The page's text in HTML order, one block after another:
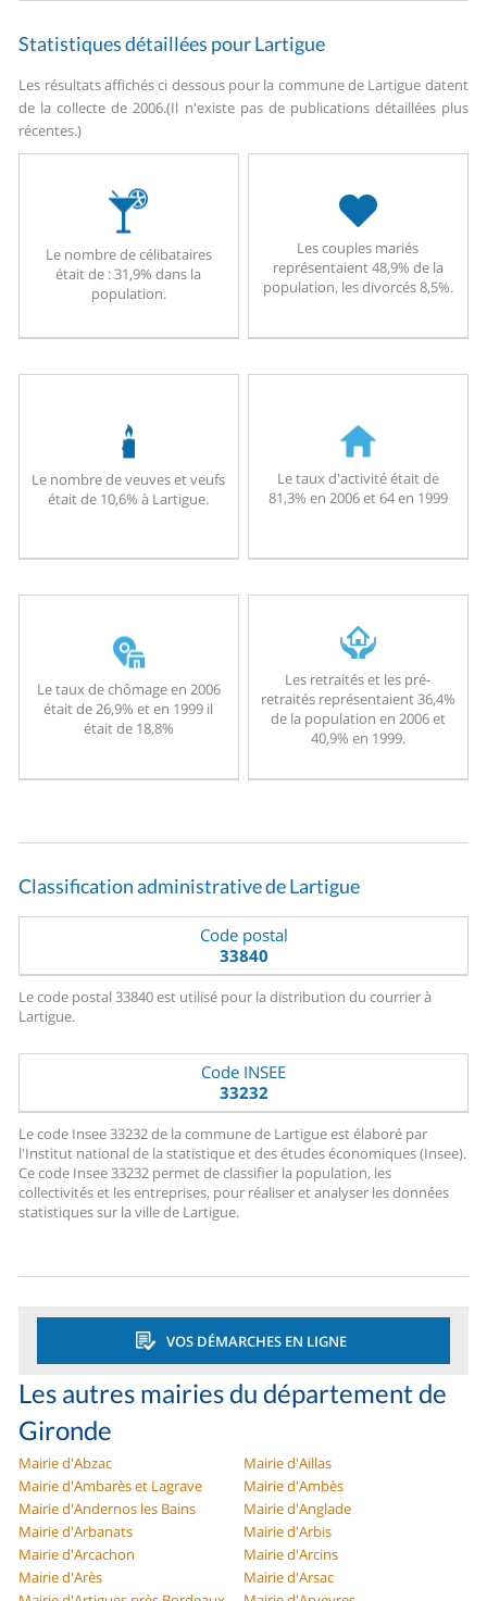
Statistiques détaillées pour Lartigue
Les résultats affichés ci dessous pour la commune de Lartigue datent
de la collecte de 2006.(Il n'existe pas de publications détaillées plus
récentes.)
Le nombre de célibataires
était de : 31,9% dans la
population.
Les couples mariés
représentaient 48,9% de la
population, les divorcés 8,5%.
Le nombre de veuves et veufs
était de 10,6% à Lartigue.
Le taux d'activité était de
81,3% en 2006 et 64 en 1999
Le taux de chômage en 2006
était de 26,9% et en 1999 il
était de 18,8%
Les retraités et les pré-
retraités représentaient 36,4%
de la population en 2006 et
40,9% en 1999.
Classification administrative de Lartigue
Code postal
33840
Le code postal 33840 est utilisé pour la distribution du courrier à
Lartigue.
Code INSEE
33232
Le code Insee 33232 de la commune de Lartigue est élaboré par
l'Institut national de la statistique et des études économiques (Insee).
Ce code Insee 33232 permet de classifier la population, les
collectivités et les entreprises, pour réaliser et analyser les données
statistiques sur la ville de Lartigue.
VOS DÉMARCHES EN LIGNE
Les autres mairies du département de
Gironde
Mairie d'Abzac
Mairie d'Aillas
Mairie d'Ambarès et Lagrave
Mairie d'Ambès
Mairie d'Andernos les Bains
Mairie d'Anglade
Mairie d'Arbanats
Mairie d'Arbis
Mairie d'Arcachon
Mairie d'Arcins
Mairie d'Arès
Mairie d'Arsac